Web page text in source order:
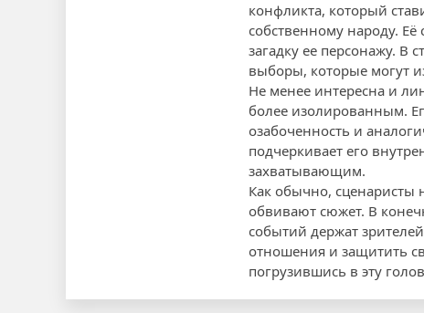
конфликта, который
собственному народу.
загадку ее персонажу.
выборы, которые могут
Не менее интересна и
более изолированным.
озабоченность и
подчеркивает его
захватывающим.
Как обычно, сценаристы
обвивают сюжет. В
событий держат
отношения и защитить
погрузившись в эту